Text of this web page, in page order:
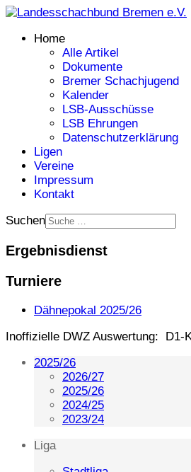
Home
Alle Artikel
Dokumente
Bremer Schachjugend
Kalender
LSB-Ausschüsse
LSB Ehrungen
Datenschutzerklärung
Ligen
Vereine
Impressum
Kontakt
Suchen
Ergebnisdienst
Turniere
Dähnepokal 2025/26
Inoffizielle DWZ Auswertung: D1-
2025/26
2026/27
2025/26
2024/25
2023/24
Liga